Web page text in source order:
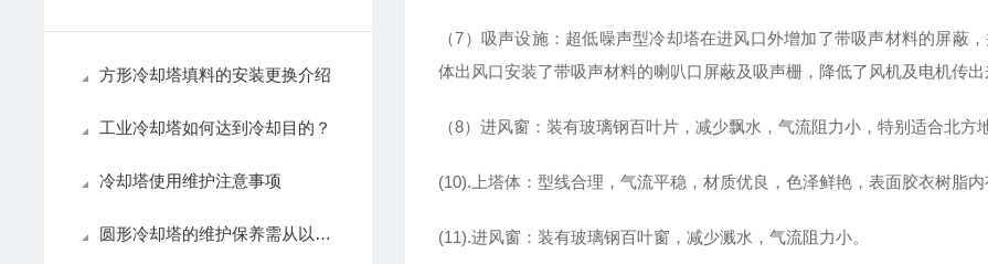
方形冷却塔填料的安装更换介绍
工业冷却塔如何达到冷却目的？
冷却塔使用维护注意事项
圆形冷却塔的维护保养需从以下方面入手
（7）吸声设施：超低噪声型冷却塔在进风口外增加了带吸声材料的屏蔽
体出风口安装了带吸声材料的喇叭口屏蔽及吸声栅，降低了风机及电机传出
（8）进风窗：装有玻璃钢百叶片，减少飘水，气流阻力小，特别适合北方
(10).上塔体：型线合理，气流平稳，材质优良，色泽鲜艳，表面胶衣树脂
(11).进风窗：装有玻璃钢百叶窗，减少溅水，气流阻力小。